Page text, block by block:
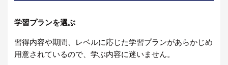
学習プランを選ぶ
習得内容や期間、レベルに応じた学習プランがあらかじめ
用意されているので、学ぶ内容に迷いません。